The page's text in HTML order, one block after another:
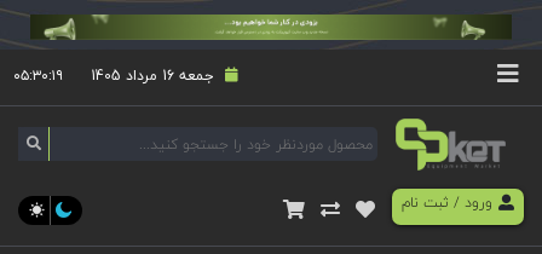
جمعه 16 مرداد 1405 ۰۵:۳۰:۱۹
ورود/ ثبت نام